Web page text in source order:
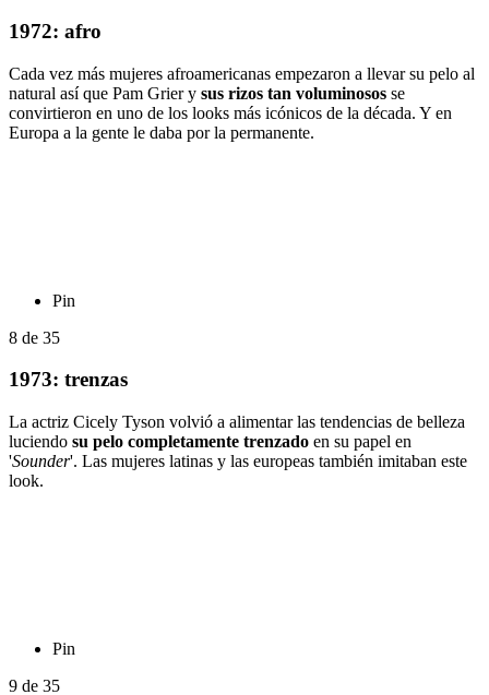
1972: afro
Cada vez más mujeres afroamericanas empezaron a llevar su pelo al
natural así que Pam Grier y sus rizos tan voluminosos se
convirtieron en uno de los looks más icónicos de la década. Y en
Europa a la gente le daba por la permanente.
Pin
8 de 35
1973: trenzas
La actriz Cicely Tyson volvió a alimentar las tendencias de belleza
luciendo su pelo completamente trenzado en su papel en
'Sounder'. Las mujeres latinas y las europeas también imitaban este
look.
Pin
9 de 35